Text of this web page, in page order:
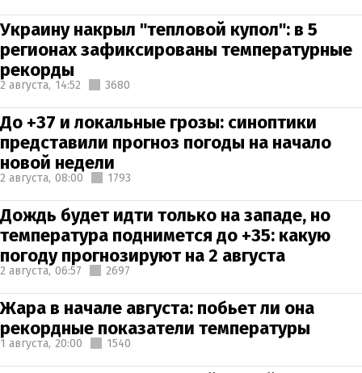
Украину накрыл "тепловой купол": в 5
регионах зафиксированы температурные
рекорды
2 августа, 14:52 3680
До +37 и локальные грозы: синоптики
представили прогноз погоды на начало
новой недели
2 августа, 08:00 1793
Дождь будет идти только на западе, но
температура поднимется до +35: какую
погоду прогнозируют на 2 августа
2 августа, 06:57 2697
Жара в начале августа: побьет ли она
рекордные показатели температуры
1 августа, 20:00 1540